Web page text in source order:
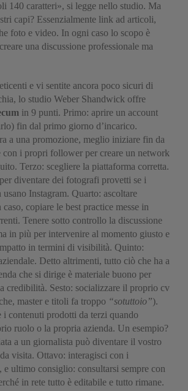
140 caratteri», si legge nello studio. Ma
capi? Essenzialmente link ad articoli,
foto e video. In ogni caso lo scopo è
una discussione professionale ma
e vi sentite ancora poco sicuri di
lo studio Weber Shandwick offre
in 9 punti. Primo: aprire un account
fin dal primo giorno d’incarico.
a una promozione, meglio iniziare fin da
con i propri follower per creare un network
Terzo: scegliere la piattaforma corretta.
diventare dei fotografi provetti se i
Instagram. Quarto: ascoltare
copiare le best practice messe in
Tenere sotto controllo la discussione
in più per intervenire al momento giusto e
in termini di visibilità. Quinto:
Detto altrimenti, tutto ciò che ha a
che si dirige è materiale buono per
credibilità. Sesto: socializzare il proprio cv
master e titoli fa troppo “sotuttoio”).
i contenuti prodotti da terzi quando
ruolo o la propria azienda. Un esempio?
a un giornalista può diventare il vostro
visita. Ottavo: interagisci con i
ultimo consiglio: consultarsi sempre con
in rete tutto è editabile e tutto rimane.